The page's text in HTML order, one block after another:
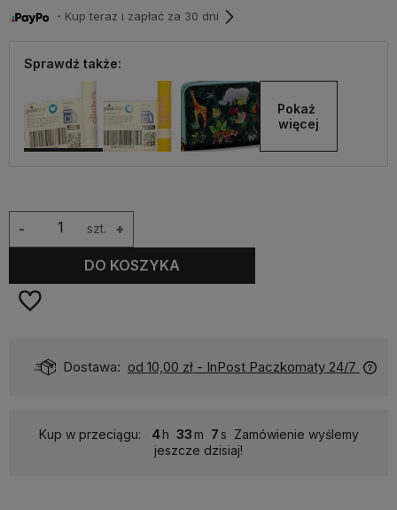
・Kup teraz i zapłać za 30 dni
Sprawdź także:
Pokaż
więcej
szt. +
-
DO KOSZYKA
Dostawa: od 10,00 zł - InPost Paczkomaty 24/7
Kup w przeciągu: 4 33 7
Zamówienie wyślemy
jeszcze dzisiaj!